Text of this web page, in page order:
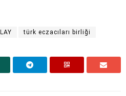
türk eczacıları birliği